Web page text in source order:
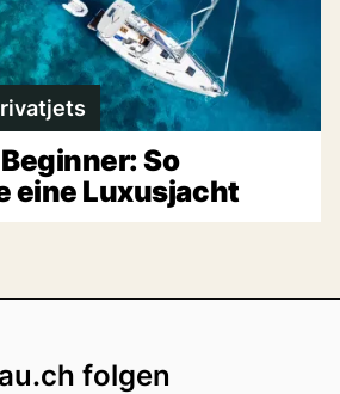
So
eine Luxusjacht
folgen